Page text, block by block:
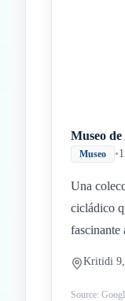
Museo
Museo •
Una
cicládico
fascinante
Kritidi 9,
Source: